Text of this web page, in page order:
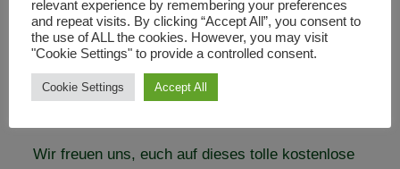
Online-Seminar: Kreuzkräuter
auf Weideflächen – Effektive
Bekämpfung und Management
Wir freuen uns, euch auf dieses tolle kostenlose
relevant experience by remembering your preferences
and repeat visits. By clicking “Accept All”, you consent to
the use of ALL the cookies. However, you may visit
"Cookie Settings" to provide a controlled consent.
Cookie Settings Accept All